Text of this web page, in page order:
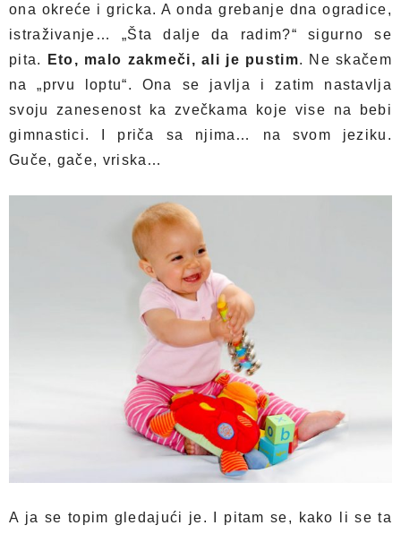
ona okreće i gricka. A onda grebanje dna ogradice,
istraživanje… „Šta dalje da radim?“ sigurno se
pita.
Eto, malo zakmeči, ali je pustim. Ne skačem
na „prvu loptu“. Ona se javlja i zatim nastavlja
svoju zanesenost ka zvečkama koje vise na bebi
gimnastici. I priča sa njima… na svom jeziku.
Guče, gače, vriska…
A ja se topim gledajući je. I pitam se, kako li se ta